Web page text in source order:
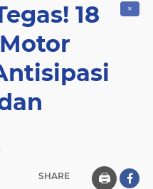
✕
18
SHARE 🖨️